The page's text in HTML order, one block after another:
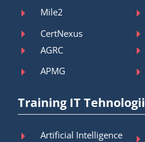
Mile2
CertNexus
AGRC
APMG
Training IT Tehnologii
Artificial Intelligence